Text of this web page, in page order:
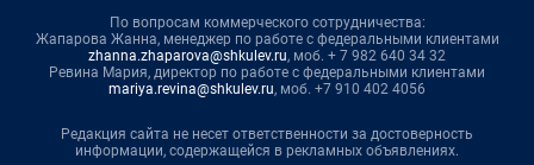
По вопросам коммерческого сотрудничества:
Жапарова Жанна, менеджер по работе с федеральными клиентами
zhanna.zhaparova@shkulev.ru, моб. + 7 982 640 34 32
Ревина Мария, директор по работе с федеральными клиентами
mariya.revina@shkulev.ru, моб. +7 910 402 4056
Редакция сайта не несет ответственности за достоверность
информации, содержащейся в рекламных объявлениях.